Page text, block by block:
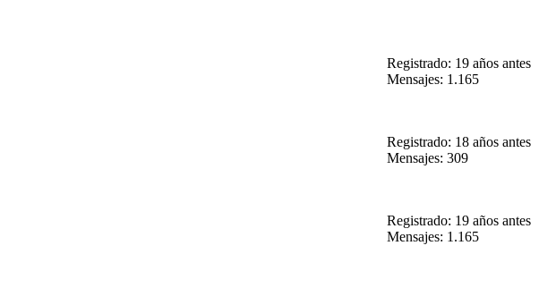
Registrado: 19 años antes
Mensajes: 1.165
Registrado: 18 años antes
Mensajes: 309
Registrado: 19 años antes
Mensajes: 1.165